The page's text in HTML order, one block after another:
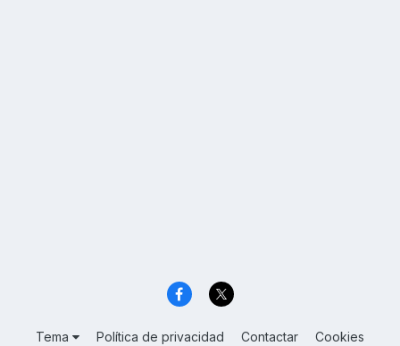
Tema Política de privacidad Contactar Cookies